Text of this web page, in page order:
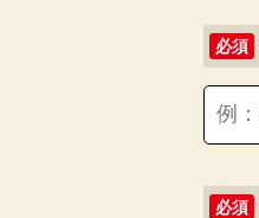
必須
必須